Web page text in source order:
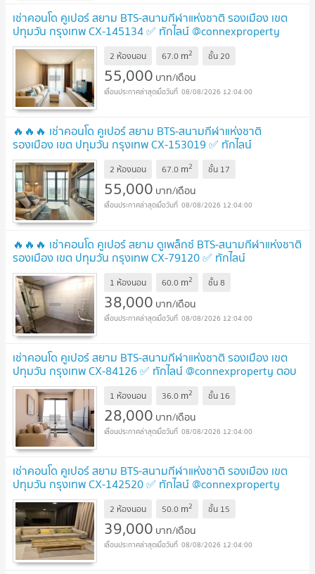
เช่าคอนโด คูเปอร์ สยาม BTS-สนามกีฬาแห่งชาติ รองเมือง เขต
ปทุมวัน กรุงเทพ CX-145134 ✅ ทักไลน์ @connexproperty
ตอบทันที ทีมงานมืออาชีพ ✅
2 ห้องนอน 67.0 m2 ชั้น20
55,000 บาท/เดือน
08/08/2026 12:04:00
🔥🔥🔥 เช่าคอนโด คูเปอร์ สยาม BTS-สนามกีฬาแห่งชาติ
รองเมือง เขต ปทุมวัน กรุงเทพ CX-153019 ✅ ทักไลน์
@connexproperty ตอบทันที ทีมงานมืออาชีพ ✅ 🔥🔥🔥
2 ห้องนอน 67.0 m2 ชั้น 17
55,000 บาท/เดือน
08/08/2026 12:04:00
🔥🔥🔥 เช่าคอนโด คูเปอร์ สยาม ดูเพล็กซ์ BTS-สนามกีฬาแห่งชาติ
รองเมือง เขต ปทุมวัน กรุงเทพ CX-79120 ✅ ทักไลน์
@connexproperty ตอบทันที ทีมงานมืออาชีพ ✅ 🔥🔥🔥
1 ห้องนอน 60.0 m2 ชั้น8
38,000 บาท/เดือน
08/08/2026 12:04:00
เช่าคอนโด คูเปอร์ สยาม BTS-สนามกีฬาแห่งชาติ รองเมือง เขต
ปทุมวัน กรุงเทพ CX-84126 ✅ ทักไลน์ @connexproperty ตอบ
ทันที ทีมงานมืออาชีพ ✅
1 ห้องนอน 36.0 m2 ชั้น 16
28,000 บาท/เดือน
08/08/2026 12:04:00
เช่าคอนโด คูเปอร์ สยาม BTS-สนามกีฬาแห่งชาติ รองเมือง เขต
ปทุมวัน กรุงเทพ CX-142520 ✅ ทักไลน์ @connexproperty
ตอบทันที ทีมงานมืออาชีพ ✅
2 ห้องนอน 50.0 m2 ชั้น 15
39,000 บาท/เดือน
08/08/2026 12:04:00